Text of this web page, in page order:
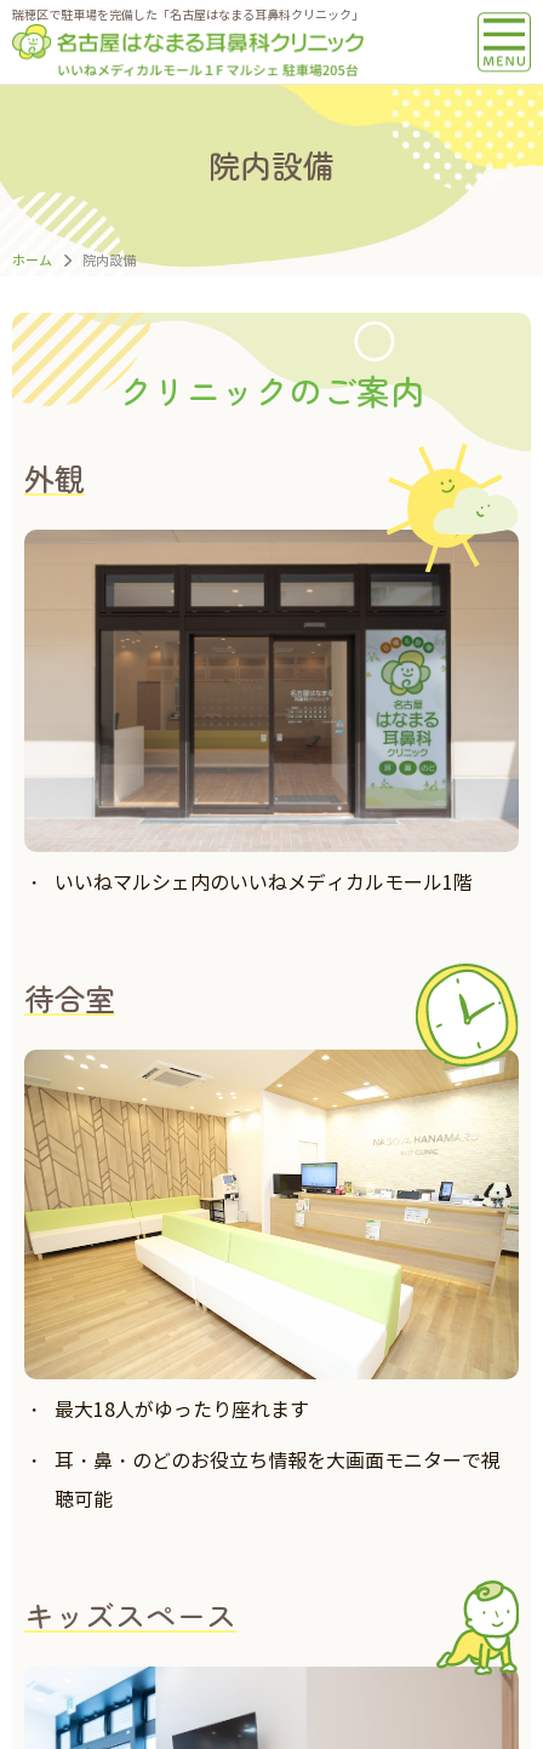
瑞穂区で駐車場を完備した「名古屋はなまる耳鼻科クリニック」
院内設備
ホーム 院内設備
クリニックのご案内
外観
いいねマルシェ内のいいねメディカルモール1階
待合室
最大18人がゆったり座れます
耳・鼻・のどのお役立ち情報を大画面モニターで視
聴可能
キッズスペース